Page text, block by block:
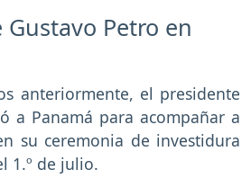
Petro en
anteriormente, el presidente
a Panamá para acompañar a
su ceremonia de investidura
1.º de julio.